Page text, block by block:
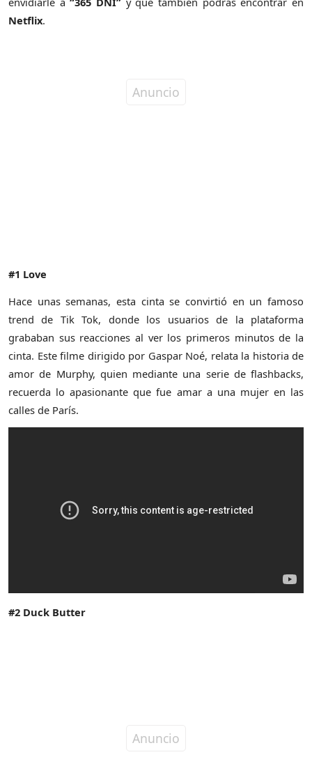
Netflix.
#1 Love
Hace unas semanas, esta cinta se convirtió en un famoso
trend de Tik Tok, donde los usuarios de la plataforma
grababan sus reacciones al ver los primeros minutos de la
cinta. Este filme dirigido por Gaspar Noé, relata la historia de
amor de Murphy, quien mediante una serie de flashbacks,
recuerda lo apasionante que fue amar a una mujer en las
calles de París.
#2 Duck Butter